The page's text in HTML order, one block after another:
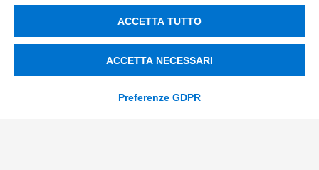
Nuovi Mercati
ACCETTA TUTTO
ACCETTA NECESSARI
Preferenze GDPR